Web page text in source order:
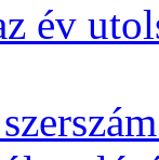
év